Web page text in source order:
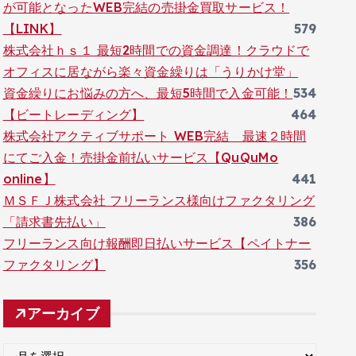
が可能となったWEB完結の売掛金買取サービス！
【LINK】
579
株式会社ｈｓ１ 最短2時間での資金調達！クラウドで
オフィスに居ながら楽々資金繰りは「うりかけ堂」
534
資金繰りにお悩みの方へ、最短5時間で入金可能！
【ビートレーディング】
464
株式会社アクティブサポート WEB完結 最速２時間
にてご入金！売掛金前払いサービス【QuQuMo
online】
441
ＭＳＦＪ株式会社 フリーランス様向けファクタリング
「請求書先払い」
386
フリーランス向け報酬即日払いサービス【ペイトナー
ファクタリング】
356
アーカイブ